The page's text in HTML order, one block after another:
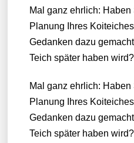
Mal ganz ehrlich:
Planung Ihres
Gedanken dazu
Teich später haben wird?
Mal ganz ehrlich:
Planung Ihres
Gedanken dazu
Teich später haben